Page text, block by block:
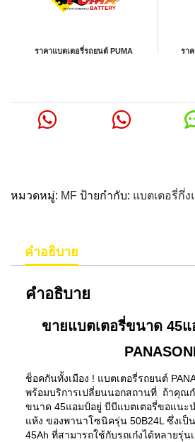
ราคาแบตเตอรี่รถยนต์ PUMA รา
หมวดหมู่: MF ป้ายกำกับ: แบตเตอรี่กึ่ง
คำอธิบาย
คำอธิบาย
ขายแบตเตอรี่ขนาด 45
ช็อคกันทั้งเมือง ! แบตเตอรี่รถยนต์
พร้อมบริการเปลี่ยนนอกสถานที่ ถ้าคุณก
ขนาด 45แอมป์อยู่ บีบีแบตเตอรี่ขอแนะ
แห้ง ของพานาโซนิครุ่น 50B24L ซึ่งเป็
45Ah ที่สามารถใช้กับรถเก๋งได้หลายรุ่น